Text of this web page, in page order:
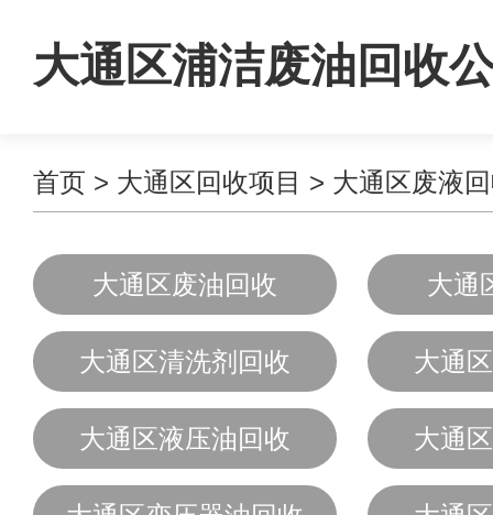
大通区浦洁废油回收
首页 > 大通区回收项目 > 大通区废液
大通区废油回收 大通
大通区清洗剂回收 大通
大通区液压油回收 大通